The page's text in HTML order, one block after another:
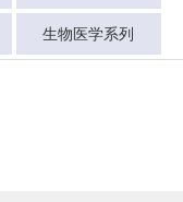
生物医学系列